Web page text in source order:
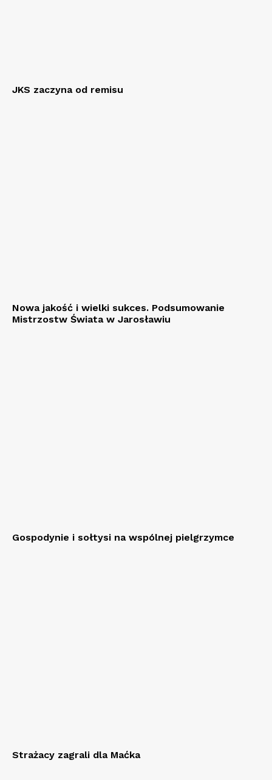
JKS zaczyna od remisu
Nowa jakość i wielki sukces. Podsumowanie
Mistrzostw Świata w Jarosławiu
Gospodynie i sołtysi na wspólnej pielgrzymce
Strażacy zagrali dla Maćka